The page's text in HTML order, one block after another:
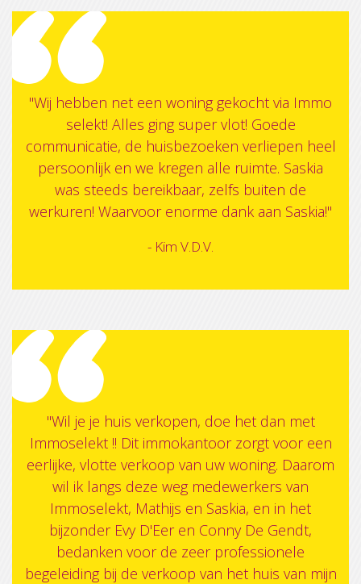
"Wij hebben net een woning gekocht via Immo
selekt! Alles ging super vlot! Goede
communicatie, de huisbezoeken verliepen heel
persoonlijk en we kregen alle ruimte. Saskia
was steeds bereikbaar, zelfs buiten de
werkuren! Waarvoor enorme dank aan Saskia!"
- Kim V.D.V.
"Wil je je huis verkopen, doe het dan met
Immoselekt !! Dit immokantoor zorgt voor een
eerlijke, vlotte verkoop van uw woning. Daarom
wil ik langs deze weg medewerkers van
Immoselekt, Mathijs en Saskia, en in het
bijzonder Evy D'Eer en Conny De Gendt,
bedanken voor de zeer professionele
begeleiding bij de verkoop van het huis van mijn